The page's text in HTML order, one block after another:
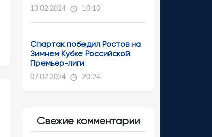
13.02.2024 10:10
Спартак победил Ростов на
Зимнем Кубке Российской
Премьер-лиги
07.02.2024 20:24
Свежие комментарии